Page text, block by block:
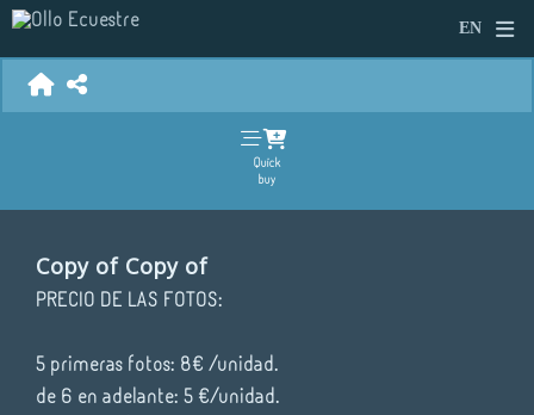
Quick
buy
Copy of Copy of
PRECIO DE LAS FOTOS:
5 primeras fotos: 8€ /unidad.
de 6 en adelante: 5 €/unidad.